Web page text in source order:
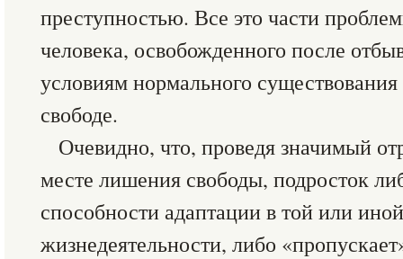
преступностью. Все это части
человека, освобожденного после
условиям нормального
свободе.
Очевидно, что, проведя значимый
месте лишения свободы, подросток
способности адаптации в той или
жизнедеятельности, либо